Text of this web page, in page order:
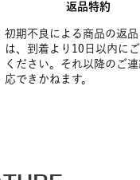
返品特約
初期不良による商品の返
は、到着より10日以内に
ください。それ以降のご
応できかねます。